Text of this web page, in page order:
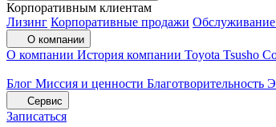
Корпоративным клиентам
Лизинг Корпоративные продажи Обслуживание
О компании
О компании История компании Toyota Tsusho
Блог Миссия и ценности Благотворительность
Сервис
Записаться